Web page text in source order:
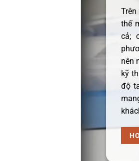
thế
cả;
nên
kỹ
độ